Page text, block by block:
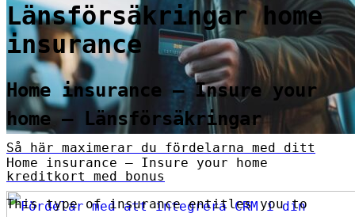
Så här maximerar du fördelarna med ditt
kreditkort med bonus
Länsförsäkringar home
insurance
Home insurance – Insure your
home – Länsförsäkringar
Home insurance – Insure your home
This type of insurance entitles you to